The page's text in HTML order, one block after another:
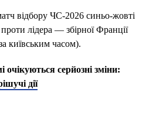
відбору ЧС-2026 синьо-жовті
лідера — збірної Франції
київським часом).
очікуються серйозні зміни:
дії